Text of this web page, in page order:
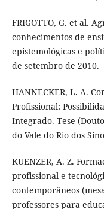
FRIGOTTO, G. et al.
conhecimentos de
epistemológicas e
de setembro de 2010.
HANNECKER, L. A.
Profissional:
Integrado. Tese
do Vale do Rio dos
KUENZER, A. Z.
profissional e
contemporâneos
professores para